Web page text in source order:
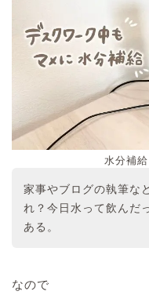
水分補
家事やブログの執筆な
れ？今日水って飲んだ
ある。
なので